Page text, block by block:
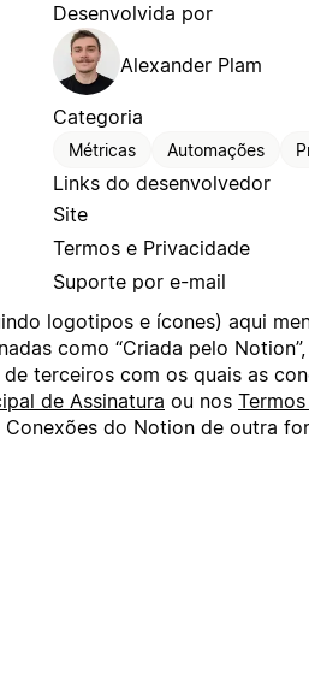
Desenvolvida por
Alexander Plam
Categoria
Métricas Automações
Links do desenvolvedor
Site
Termos e Privacidade
Suporte por e-mail
logotipos e ícones) aqui
como “Criada pelo
terceiros com os quais as
de Assinatura ou nos
do Notion de outra